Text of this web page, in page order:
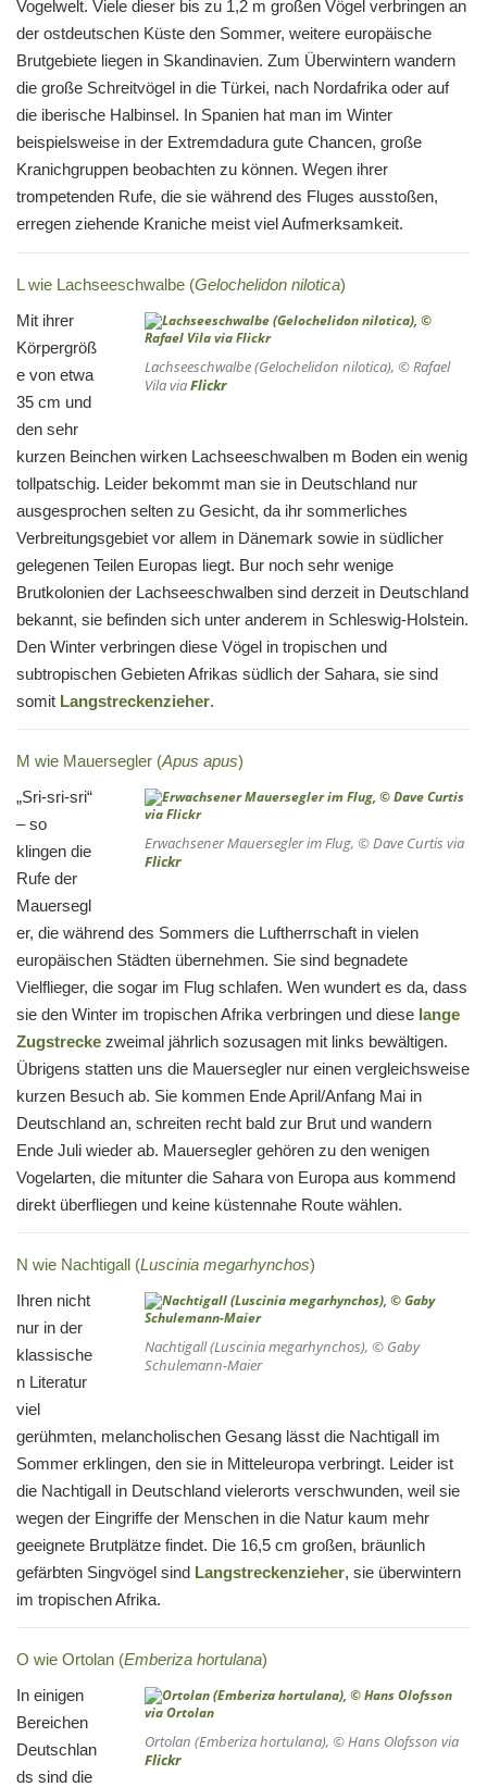
Vogelwelt. Viele dieser bis zu 1,2 m großen Vögel verbringen an
der ostdeutschen Küste den Sommer, weitere europäische
Brutgebiete liegen in Skandinavien. Zum Überwintern wandern
die große Schreitvögel in die Türkei, nach Nordafrika oder auf
die iberische Halbinsel. In Spanien hat man im Winter
beispielsweise in der Extremdadura gute Chancen, große
Kranichgruppen beobachten zu können. Wegen ihrer
trompetenden Rufe, die sie während des Fluges ausstoßen,
erregen ziehende Kraniche meist viel Aufmerksamkeit.
L wie Lachseeschwalbe (Gelochelidon nilotica)
Lachseeschwalbe (Gelochelidon nilotica), © Rafael
Vila viaFlickr
Mit ihrer
Körpergröß
e von etwa
35 cm und
den sehr
kurzen Beinchen wirken Lachseeschwalben m Boden ein wenig
tollpatschig. Leider bekommt man sie in Deutschland nur
ausgesprochen selten zu Gesicht, da ihr sommerliches
Verbreitungsgebiet vor allem in Dänemark sowie in südlicher
gelegenen Teilen Europas liegt. Bur noch sehr wenige
Brutkolonien der Lachseeschwalben sind derzeit in Deutschland
bekannt, sie befinden sich unter anderem in Schleswig-Holstein.
Den Winter verbringen diese Vögel in tropischen und
subtropischen Gebieten Afrikas südlich der Sahara, sie sind
somit Langstreckenzieher.
M wie Mauersegler (Apus apus)
Erwachsener Mauersegler im Flug, © Dave Curtis via
Flickr
„Sri-sri-sri“
– so
klingen die
Rufe der
Mauersegl
er, die während des Sommers die Luftherrschaft in vielen
europäischen Städten übernehmen. Sie sind begnadete
Vielflieger, die sogar im Flug schlafen. Wen wundert es da, dass
sie den Winter im tropischen Afrika verbringen und diese lange
Zugstrecke zweimal jährlich sozusagen mit links bewältigen.
Übrigens statten uns die Mauersegler nur einen vergleichsweise
kurzen Besuch ab. Sie kommen Ende April/Anfang Mai in
Deutschland an, schreiten recht bald zur Brut und wandern
Ende Juli wieder ab. Mauersegler gehören zu den wenigen
Vogelarten, die mitunter die Sahara von Europa aus kommend
direkt überfliegen und keine küstennahe Route wählen.
N wie Nachtigall (Luscinia megarhynchos)
Nachtigall (Luscinia megarhynchos), © Gaby
Schulemann-Maier
Ihren nicht
nur in der
klassische
n Literatur
viel
gerühmten, melancholischen Gesang lässt die Nachtigall im
Sommer erklingen, den sie in Mitteleuropa verbringt. Leider ist
die Nachtigall in Deutschland vielerorts verschwunden, weil sie
wegen der Eingriffe der Menschen in die Natur kaum mehr
geeignete Brutplätze findet. Die 16,5 cm großen, bräunlich
gefärbten Singvögel sind Langstreckenzieher, sie überwintern
im tropischen Afrika.
O wie Ortolan (Emberiza hortulana)
Ortolan (Emberiza hortulana), © Hans Olofsson via
Flickr
In einigen
Bereichen
Deutschlan
ds sind die